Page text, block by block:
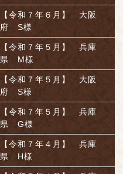
【令和７年６月】 大阪
府 S様
【令和７年５月】 兵庫
県 M様
【令和７年５月】 大阪
府 S様
【令和７年５月】 兵庫
県 G様
【令和７年４月】 兵庫
県 H様